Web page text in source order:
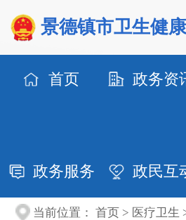
景德镇市卫生健
首页 政务资
政务服务 政民互
当前位置： 首页> 医疗卫生